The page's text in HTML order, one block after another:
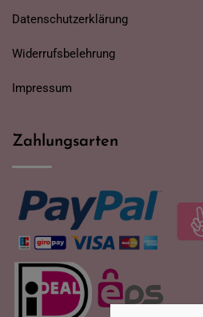
Datenschutzerklärung
Widerrufsbelehrung
Impressum
Zahlungsarten